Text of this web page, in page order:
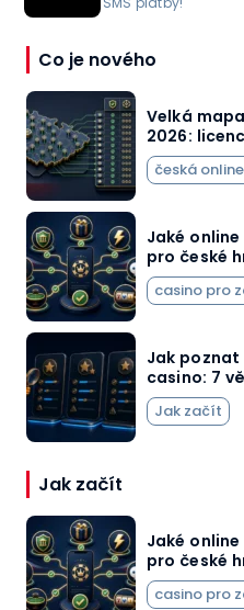
Co je nového
Velká
2026:
česká
Jaké
pro české
casino pro
Jak poznat
casino: 7
Jak začít
Jak začít
Jaké
pro české
casino pro